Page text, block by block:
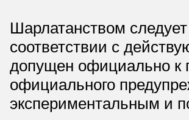
Шарлатанством
соответствии с
допущен официально к
официального
экспериментальным и